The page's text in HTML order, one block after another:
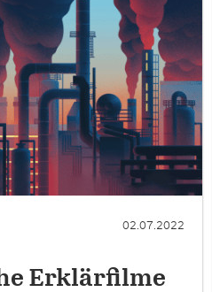
02.07.2022
Erklärfilme